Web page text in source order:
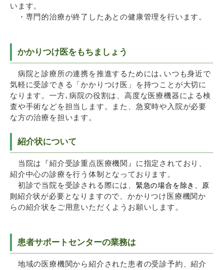
います。
・専門的治療が終了したあとの健康管理を行います。
かかりつけ医をもちましょう
病院と診療所の連携を推進するためには､いつも身近で
気軽に受診できる「かかりつけ医」を持つことが大切に
なります。一方､病院の役割は、高度な医療機器による検
査や手術などを担当します。また、急変時や入院が必要
な方の治療を担います。
紹介状について
当院は『紹介受診重点医療機関』に指定されており、
紹介中心の診療を行う体制となっております。
初診で当院を受診される際には、 緊急の場合を除き、原
則 紹介状が必要となりますので、かかりつけ医療機関か
らの紹介状をご用意いただくようお願いします。
患者サポートセンターの業務は
地域の医療機関から紹介された患者の受診予約、紹介